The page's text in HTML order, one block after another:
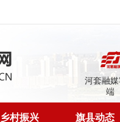
河套融
端
乡村振兴 旗县动态